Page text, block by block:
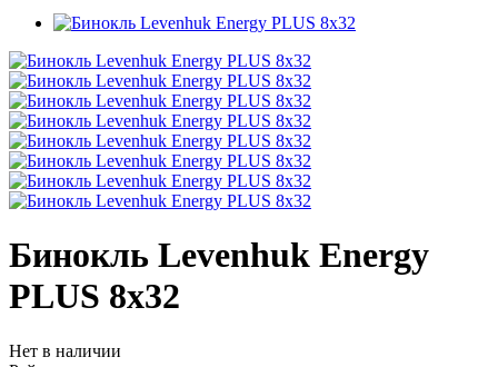
Бинокль Levenhuk Energy
PLUS 8x32
Нет в наличии